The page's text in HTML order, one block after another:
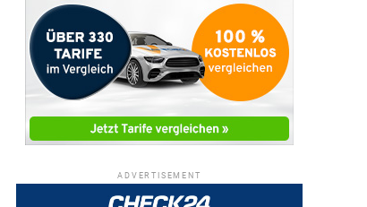
ADVERTISEMENT